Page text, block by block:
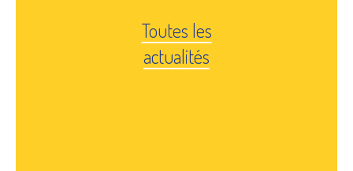
Toutes les
actualités